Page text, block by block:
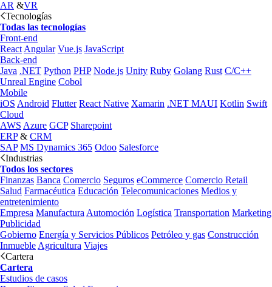
AR &VR
Tecnologías
Todas las tecnologías
Front-end
React Angular Vue.js JavaScript
Back-end
Java .NET Python PHP Node.js Unity Ruby Golang Rust C/C++
Unreal Engine Cobol
Mobile
iOS Android Flutter React Native Xamarin .NET MAUI Kotlin Swift
Cloud
AWS Azure GCP Sharepoint
ERP& CRM
SAP MS Dynamics 365 Odoo Salesforce
Industrias
Todos los sectores
Finanzas Banca Comercio Seguros eCommerce Comercio Retail
Salud Farmacéutica Educación Telecomunicaciones Medios y
entretenimiento
Empresa Manufactura Automoción Logística Transportation Marketing
Publicidad
Gobierno Energía y Servicios Públicos Petróleo y gas Construcción
Inmueble Agricultura Viajes
Cartera
Cartera
Estudios de casos